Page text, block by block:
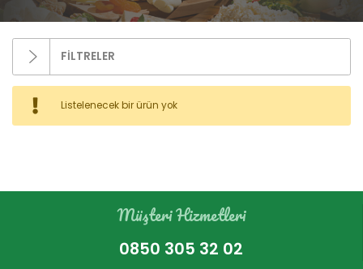
FİLTRELER
Kategoriler
Süt Ürünleri (271)
Tatlı Lezzetler (230)
Listelenecek bir ürün yok
Müşteri Hizmetleri
0850 305 32 02